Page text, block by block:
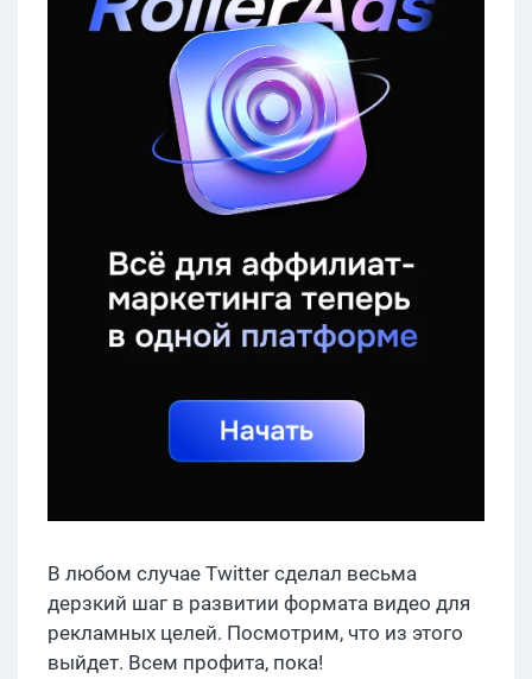
В любом случае Twitter сделал весьма
дерзкий шаг в развитии формата видео для
рекламных целей. Посмотрим, что из этого
выйдет. Всем профита, пока!